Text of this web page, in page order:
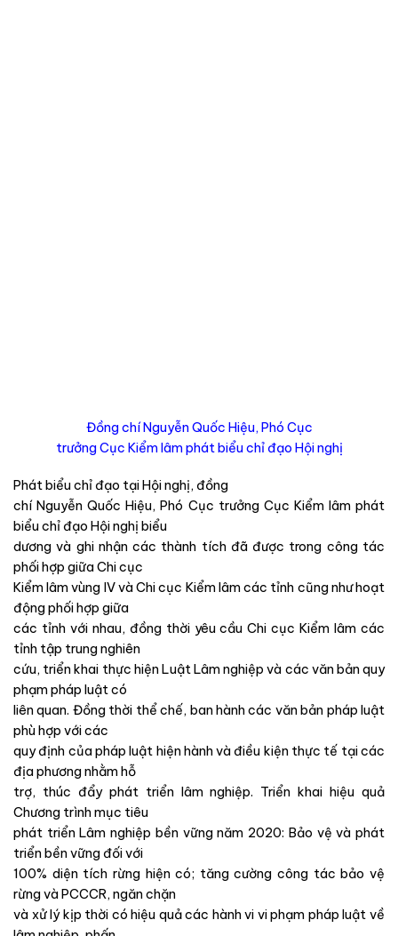
Đồng chí Nguyễn Quốc Hiệu, Phó Cục
trưởng Cục Kiểm lâm phát biểu chỉ đạo Hội nghị
Phát biểu chỉ đạo tại Hội nghị, đồng
chí Nguyễn Quốc Hiệu, Phó Cục trưởng Cục Kiểm lâm phát
biểu chỉ đạo Hội nghị biểu
dương và ghi nhận các thành tích đã được trong công tác
phối hợp giữa Chi cục
Kiểm lâm vùng IV và Chi cục Kiểm lâm các tỉnh cũng như hoạt
động phối hợp giữa
các tỉnh với nhau, đồng thời yêu cầu Chi cục Kiểm lâm các
tỉnh tập trung nghiên
cứu, triển khai thực hiện Luật Lâm nghiệp và các văn bản quy
phạm pháp luật có
liên quan. Đồng thời thể chế, ban hành các văn bản pháp luật
phù hợp với các
quy định của pháp luật hiện hành và điều kiện thực tế tại các
địa phương nhằm hỗ
trợ, thúc đẩy phát triển lâm nghiệp. Triển khai hiệu quả
Chương trình mục tiêu
phát triển Lâm nghiệp bền vững năm 2020: Bảo vệ và phát
triển bền vững đối với
100% diện tích rừng hiện có; tăng cường công tác bảo vệ
rừng và PCCCR, ngăn chặn
và xử lý kịp thời có hiệu quả các hành vi vi phạm pháp luật về